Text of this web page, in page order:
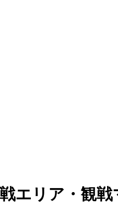
エリア・観